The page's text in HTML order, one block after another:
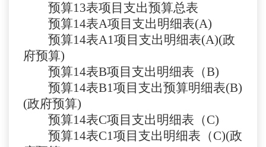
预算13表项目支出预算总表
预算14表A项目支出明细表(A)
预算14表A1项目支出明细表(A)(政
府预算)
预算14表B项目支出明细表（B)
预算14表B1项目支出预算明细表(B)
(政府预算)
预算14表C项目支出明细表（C)
预算14表C1项目支出明细表（C)(政